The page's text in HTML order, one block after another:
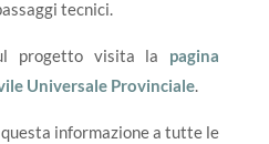
tecnici.
progetto visita la pagina
Universale Provinciale.
informazione a tutte le